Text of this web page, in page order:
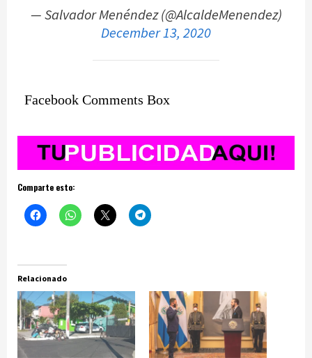
— Salvador Menéndez (@AlcaldeMenendez)
December 13, 2020
Facebook Comments Box
Comparte esto:
Relacionado